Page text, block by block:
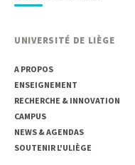
UNIVERSITÉ DE LIÈGE
A PROPOS
ENSEIGNEMENT
RECHERCHE & INNOVATION
CAMPUS
NEWS & AGENDAS
SOUTENIR L'ULIÈGE